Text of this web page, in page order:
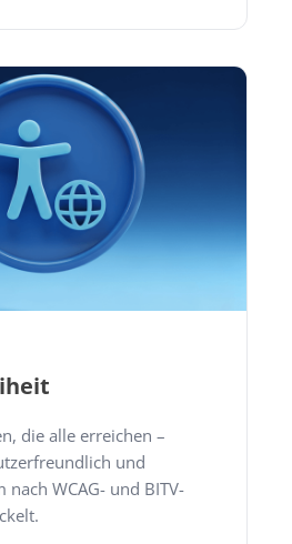
die alle erreichen –
und
nach WCAG- und BITV-